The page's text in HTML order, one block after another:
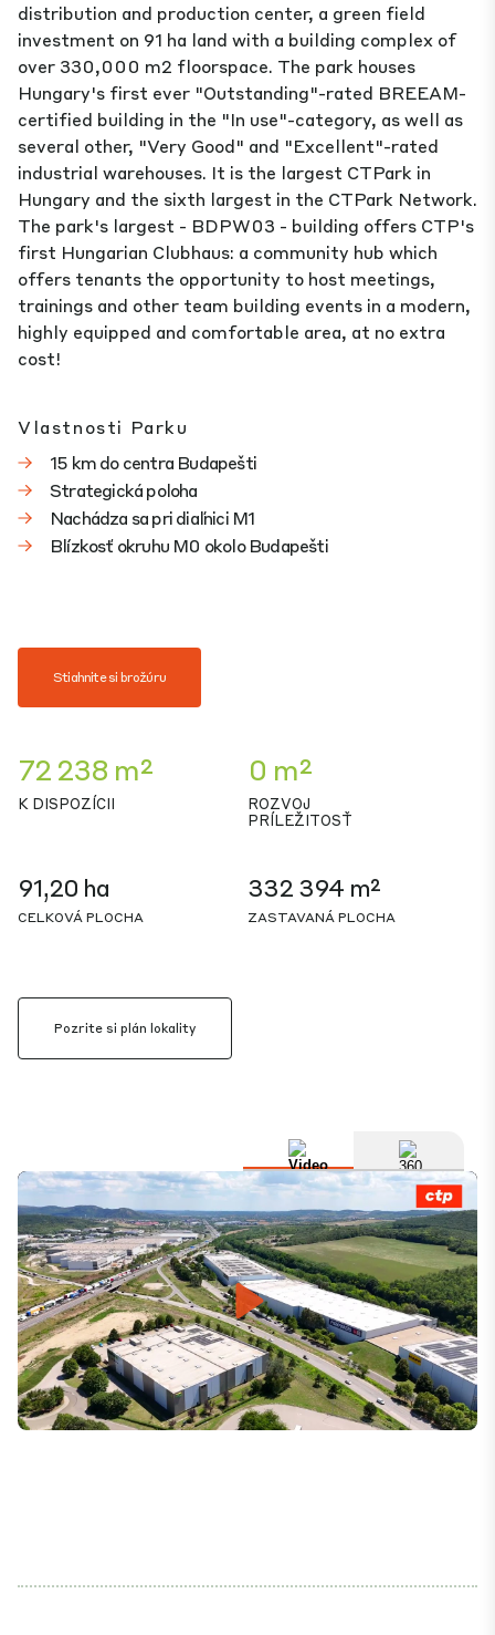
distribution and production center, a green field
investment on 91 ha land with a building complex of
over 330,000 m2 floorspace. The park houses
Hungary's first ever "Outstanding"-rated BREEAM-
certified building in the "In use"-category, as well as
several other, "Very Good" and "Excellent"-rated
industrial warehouses. It is the largest CTPark in
Hungary and the sixth largest in the CTPark Network.
The park's largest - BDPW03 - building offers CTP's
first Hungarian Clubhaus: a community hub which
offers tenants the opportunity to host meetings,
trainings and other team building events in a modern,
highly equipped and comfortable area, at no extra
cost!
Vlastnosti Parku
15 km do centra Budapešti
Strategická poloha
Nachádza sa pri diaľnici M1
Blízkosť okruhu M0 okolo Budapešti
Stiahnite si brožúru
72 238 m²
K DISPOZÍCII
0 m²
ROZVOJ
PRÍLEŽITOSŤ
91,20 ha
CELKOVÁ PLOCHA
332 394 m²
ZASTAVANÁ PLOCHA
Pozrite si plán lokality
Mute Settings
Play